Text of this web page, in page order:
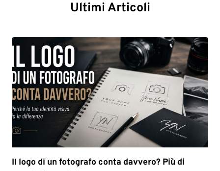
Ultimi Articoli
Il logo di un fotografo conta davvero? Più di